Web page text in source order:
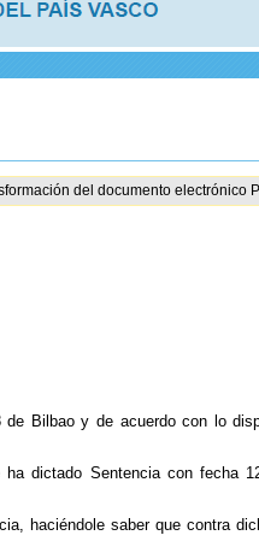
del documento electrónico
Bilbao y de acuerdo con lo
dictado Sentencia con fecha
haciéndole saber que contra